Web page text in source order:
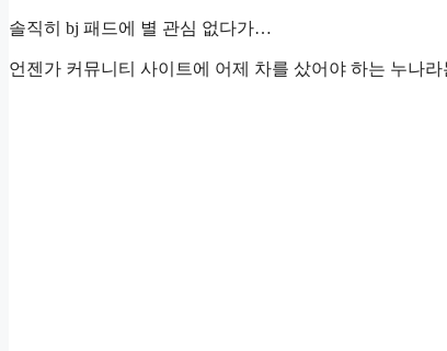
솔직히 bj 패드에 별 관심 없다가…
언젠가 커뮤니티 사이트에 어제 차를 샀어야 하는 누나